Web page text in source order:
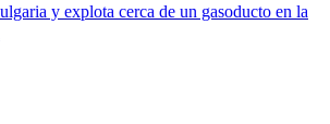
y explota cerca de un gasoducto en la